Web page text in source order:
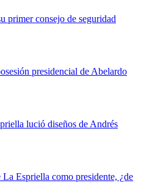
primer consejo de seguridad
presidencial de Abelardo
lució diseños de Andrés
Espriella como presidente, ¿de